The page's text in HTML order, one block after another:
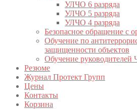
УЛЧО 6 разряда
УЛЧО 5 разряда
УЛЧО 4 разряда
Безопасное обращение с
Обучение по
защищенности объектов
Обучение
Резюме
Журнал Протект Групп
Цены
Контакты
Корзина